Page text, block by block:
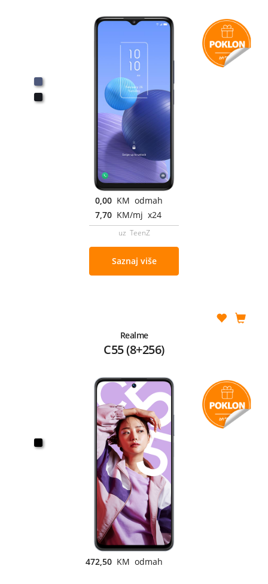
0,00 KM odmah
7,70 KM/mj x24
uz TeenZ
Saznaj više
Realme
C55 (8+256)
472,50 KM odmah